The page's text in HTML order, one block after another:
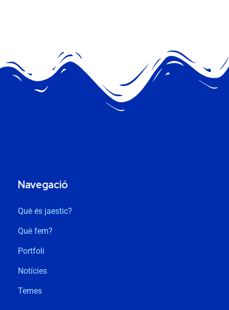
Navegació
Què és jaestic?
Què fem?
Portfoli
Notícies
Temes